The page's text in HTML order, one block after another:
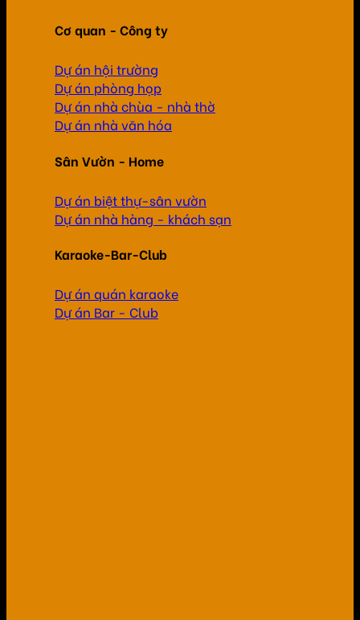
Cơ quan - Công ty
Dự án hội trường
Dự án phòng họp
Dự án nhà chùa - nhà thờ
Dự án nhà văn hóa
Sân Vườn - Home
Dự án biệt thự-sân vườn
Dự án nhà hàng - khách sạn
Karaoke-Bar-Club
Dự án quán karaoke
Dự án Bar - Club